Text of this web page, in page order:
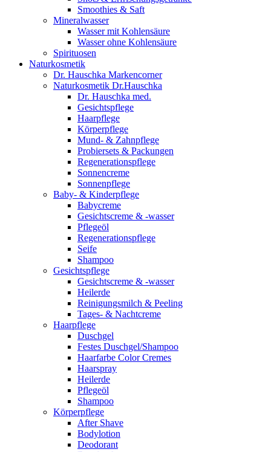
Smoothies & Saft
Mineralwasser
Wasser mit Kohlensäure
Wasser ohne Kohlensäure
Spirituosen
Naturkosmetik
Dr. Hauschka Markencorner
Naturkosmetik Dr.Hauschka
Dr. Hauschka med.
Gesichtspflege
Haarpflege
Körperpflege
Mund- & Zahnpflege
Probiersets & Packungen
Regenerationspflege
Sonnencreme
Sonnenpflege
Baby- & Kinderpflege
Babycreme
Gesichtscreme & -wasser
Pflegeöl
Regenerationspflege
Seife
Shampoo
Gesichtspflege
Gesichtscreme & -wasser
Heilerde
Reinigungsmilch & Peeling
Tages- & Nachtcreme
Haarpflege
Duschgel
Festes Duschgel/Shampoo
Haarfarbe Color Cremes
Haarspray
Heilerde
Pflegeöl
Shampoo
Körperpflege
After Shave
Bodylotion
Deodorant